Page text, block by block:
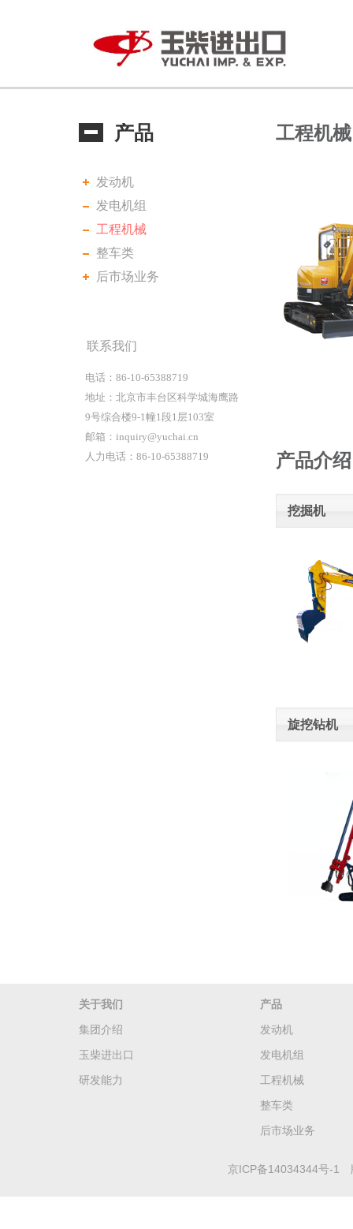
产品
发动机
发电机组
工程机械
整车类
后市场业务
联系我们
电话：86-10-65388719
地址：北京市丰台区科学城海鹰路
9号综合楼9-1幢1段1层103室
邮箱：inquiry@yuchai.cn
人力电话：86-10-65388719
工程机械
产品介绍
挖掘机
旋挖钻机
关于我们
集团介绍
玉柴进出口
研发能力
产品
发动机
发电机组
工程机械
整车类
后市场业务
京ICP备14034344号-1